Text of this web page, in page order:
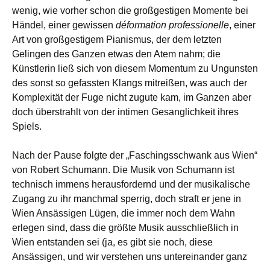
wenig, wie vorher schon die großgestigen Momente bei
Händel, einer gewissen déformation professionelle, einer
Art von großgestigem Pianismus, der dem letzten
Gelingen des Ganzen etwas den Atem nahm; die
Künstlerin ließ sich von diesem Momentum zu Ungunsten
des sonst so gefassten Klangs mitreißen, was auch der
Komplexität der Fuge nicht zugute kam, im Ganzen aber
doch überstrahlt von der intimen Gesanglichkeit ihres
Spiels.
Nach der Pause folgte der „Faschingsschwank aus Wien“
von Robert Schumann. Die Musik von Schumann ist
technisch immens herausfordernd und der musikalische
Zugang zu ihr manchmal sperrig, doch straft er jene in
Wien Ansässigen Lügen, die immer noch dem Wahn
erlegen sind, dass die größte Musik ausschließlich in
Wien entstanden sei (ja, es gibt sie noch, diese
Ansässigen, und wir verstehen uns untereinander ganz